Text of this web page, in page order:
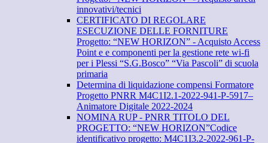
innovativi/tecnici
CERTIFICATO DI REGOLARE
ESECUZIONE DELLE FORNITURE
Progetto: “NEW HORIZON” - Acquisto Access
Point e e componenti per la gestione rete wi-fi
per i Plessi “S.G.Bosco” “Via Pascoli” di scuola
primaria
Determina di liquidazione compensi Formatore
Progetto PNRR M4C1I2.1-2022-941-P-5917–
Animatore Digitale 2022-2024
NOMINA RUP - PNRR TITOLO DEL
PROGETTO: “NEW HORIZON”Codice
identificativo progetto: M4C1I3.2-2022-961-P-